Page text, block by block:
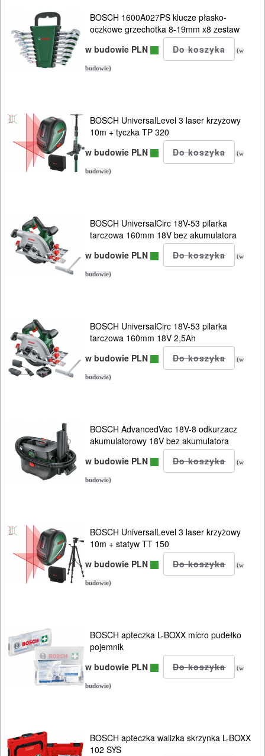
METALU
WARSZTATOWE
RĘCZNE
I
OSPRZĘT
HYDRAULICZNE
NARZĘDZIA
PALNIKI
PNEUMATYCZNE
AKCESORIA
KOMPRESORY
SPAWALNICTWO
URZĄDZENIA
ROZRUCHOWE
OSPRZĘT
AGREGATY
PRĄDOWE
I
BHP
SPRZĘT
OGRODNICZE
NARZĘDZIA
PILARKI-
KOSIARKI-
CIŚNIENIOWE
BOSCH 1600A027PS klucze płasko-
oczkowe grzechotka 8-19mm x8 zestaw
w budowie PLN
(w
budowie)
BOSCH UniversalLevel 3 laser krzyżowy
10m + tyczka TP 320
w budowie PLN
(w
budowie)
BOSCH UniversalCirc 18V-53 pilarka
tarczowa 160mm 18V bez akumulatora
w budowie PLN
(w
budowie)
BOSCH UniversalCirc 18V-53 pilarka
tarczowa 160mm 18V 2,5Ah
w budowie PLN
(w
budowie)
BOSCH AdvancedVac 18V-8 odkurzacz
akumulatorowy 18V bez akumulatora
w budowie PLN
(w
budowie)
BOSCH UniversalLevel 3 laser krzyżowy
10m + statyw TT 150
w budowie PLN
(w
budowie)
BOSCH apteczka L-BOXX micro pudełko
pojemnik
w budowie PLN
(w
budowie)
BOSCH apteczka walizka skrzynka L-BOXX
102 SYS